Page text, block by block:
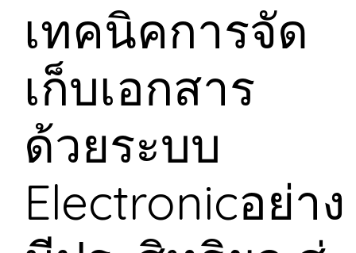
เทคนิคการจัด
เก็บเอกสาร
ด้วยระบบ
Electronicอย่าง